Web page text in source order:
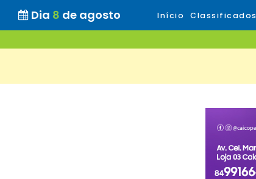
Dia 8 de agosto Início Classificados